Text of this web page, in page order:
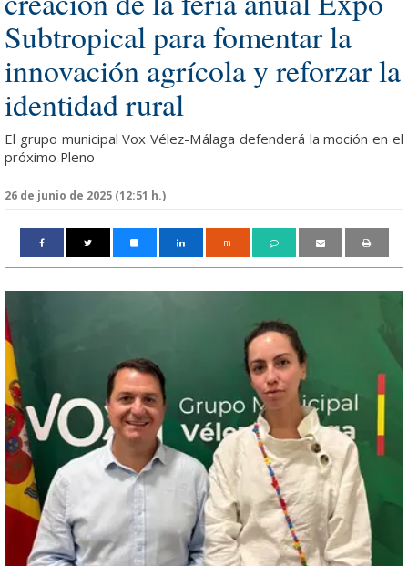
Subtropical para fomentar la
innovación agrícola y reforzar la
identidad rural
El grupo municipal Vox Vélez-Málaga defenderá la moción en el
próximo Pleno
26 de junio de 2025 (12:51 h.)
m